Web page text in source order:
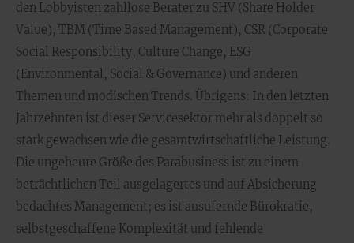
den Lobbyisten zahllose Berater zu SHV (Share Holder
Value), TBM (Time Based Management), CSR (Corporate
Social Responsibility, Culture Change, ESG
(Environmental, Social & Governance) und anderen
Themen und modischen Trends. Übrigens: In den letzten
Jahrzehnten ist dieser Servicesektor mehr als doppelt so
stark gewachsen wie die gesamtwirtschaftliche Leistung.
Die ungeheure Größe des Parabusiness ist zu einem
beträchtlichen Teil ausgelagertes und auf Absicherung
bedachtes Management; es ist ausufernde Bürokratie,
selbstgeschaffene Komplexität und fehlende